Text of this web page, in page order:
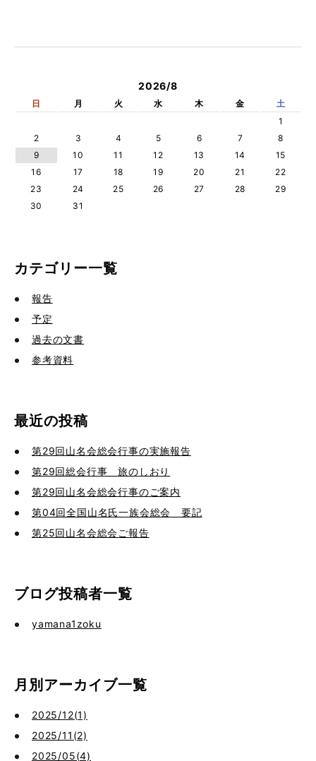
2026/8
日 月 火 水 木 金
土
1
2
3 4 5 6 7
8
9
10 11 12 13 14
15
16
17 18 19 20 21
22
23
24 25 26 27 28
29
30
31
カテゴリー一覧
報告
予定
過去の文書
参考資料
最近の投稿
第29回山名会総会行事の実施報告
第29回総会行事 旅のしおり
第29回山名会総会行事のご案内
第04回全国山名氏一族会総会 要記
第25回山名会総会ご報告
ブログ投稿者一覧
yamana1zoku
月別アーカイブ一覧
2025/12(1)
2025/11(2)
2025/05(4)